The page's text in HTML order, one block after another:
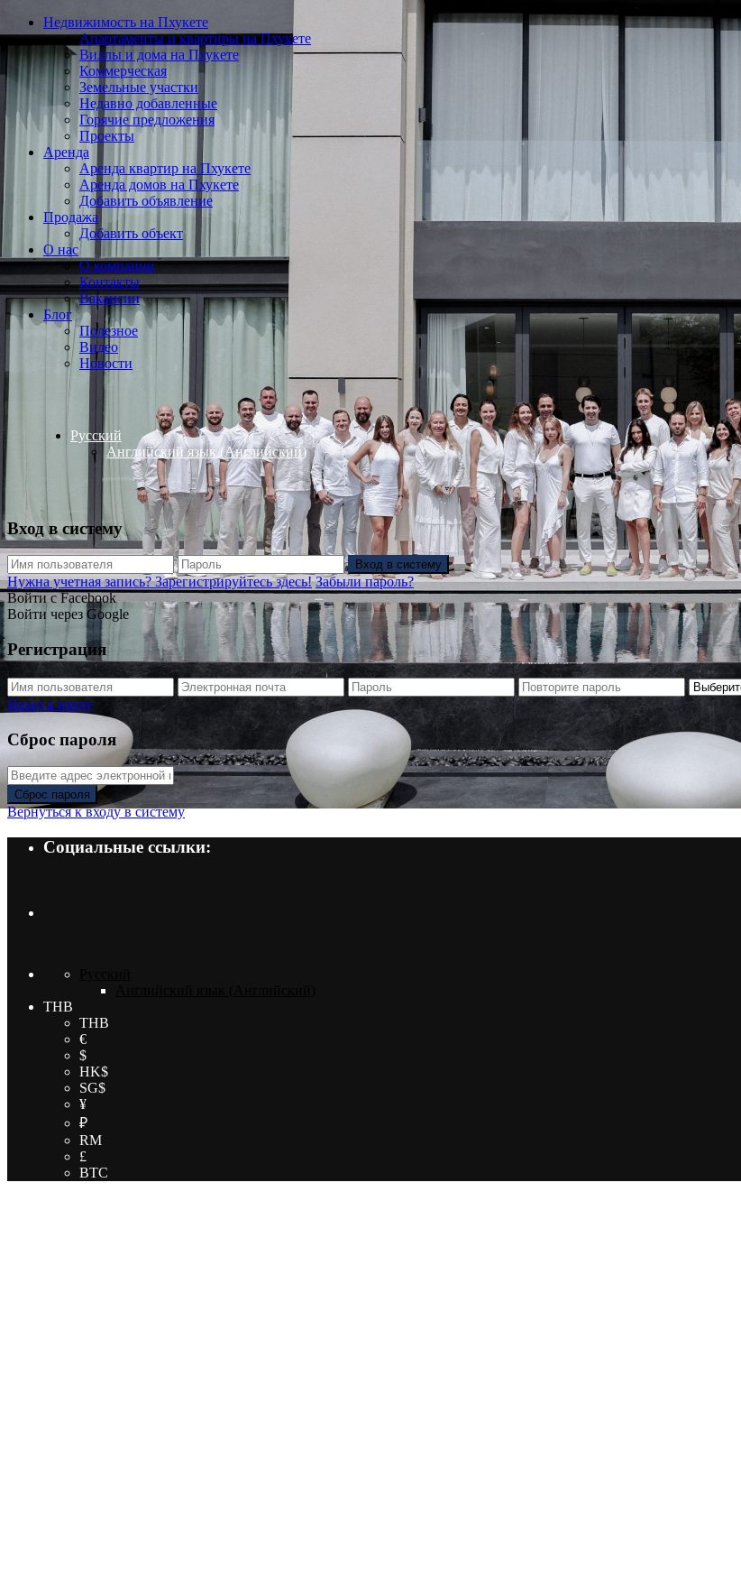
Недвижимость на Пхукете
Апартаменты и квартиры на Пхукете
Виллы и дома на Пхукете
Коммерческая
Земельные участки
Недавно добавленные
Горячие предложения
Проекты
Аренда
Аренда квартир на Пхукете
Аренда домов на Пхукете
Добавить объявление
Продажа
Добавить объект
О нас
О компании
Контакты
Вакансии
Блог
Полезное
Видео
Новости
Русский
Английский язык (Английский)
Вход в систему
Вход в систему
Нужна учетная запись? Зарегистрируйтесь здесь! Забыли пароль?
Войти с Facebook
Войти через Google
Регистрация
Назад к входу
Сброс пароля
Сброс пароля
Вернуться к входу в систему
Социальные ссылки:
THB
THB
€
$
HK$
SG$
¥
₽
RM
£
BTC